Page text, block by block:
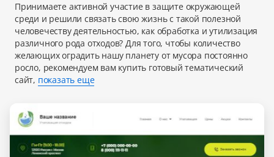
Принимаете активной участие в защите окружающей
среди и решили связать свою жизнь с такой полезной
человечеству деятельностью, как обработка и утилизация
различного рода отходов? Для того, чтобы количество
желающих оградить нашу планету от мусора постоянно
росло, рекомендуем вам купить готовый тематический
сайт, показать еще